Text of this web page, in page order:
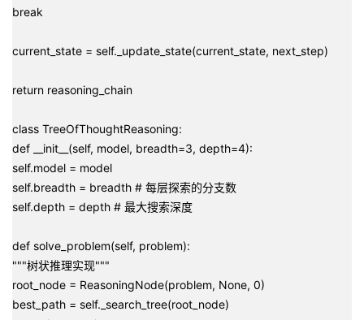
break
current_state = self._update_state(current_state, next_step)
return reasoning_chain
class TreeOfThoughtReasoning:
def __init__(self, model, breadth=3, depth=4):
self.model = model
self.breadth = breadth # 每层探索的分支数
self.depth = depth # 最大搜索深度
def solve_problem(self, problem):
"""树状推理实现"""
root_node = ReasoningNode(problem, None, 0)
best_path = self._search_tree(root_node)